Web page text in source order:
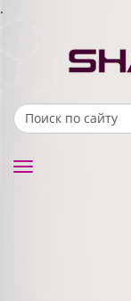
.
Search
Toggle